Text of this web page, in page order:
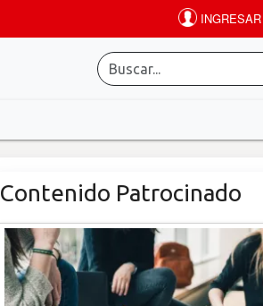
Contenido Patrocinado